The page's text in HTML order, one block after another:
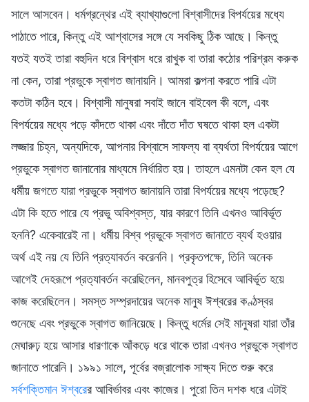
সালে আসবেন। ধর্মগ্রন্থের এই ব্যাখ্যাগুলো বিশ্বাসীদের বিপর্যয়ের মধ্যে
পাঠাতে পারে, কিন্তু এই আশ্বাসের সঙ্গে যে সবকিছু ঠিক আছে। কিন্তু
যতই যতই তারা বহুদিন ধরে বিশ্বাস ধরে রাখুক বা তারা কঠোর পরিশ্রম করুক
না কেন, তারা প্রভুকে স্বাগত জানায়নি। আমরা কল্পনা করতে পারি এটা
কতটা কঠিন হবে। বিশ্বাসী মানুষরা সবাই জানে বাইবেল কী বলে, এবং
বিপর্যয়ের মধ্যে পড়ে কাঁদতে থাকা এবং দাঁতে দাঁত ঘষতে থাকা হল একটা
লজ্জার চিহ্ন, অন্যদিকে, আপনার বিশ্বাসে সাফল্য বা ব্যর্থতা বিপর্যয়ের আগে
প্রভুকে স্বাগত জানানোর মাধ্যমে নির্ধারিত হয়। তাহলে এমনটা কেন হল যে
ধর্মীয় জগতে যারা প্রভুকে স্বাগত জানায়নি তারা বিপর্যয়ের মধ্যে পড়েছে?
এটা কি হতে পারে যে প্রভু অবিশ্বস্ত, যার কারণে তিনি এখনও আবির্ভূত
হননি? একেবারেই না। ধর্মীয় বিশ্ব প্রভুকে স্বাগত জানাতে ব্যর্থ হওয়ার
অর্থ এই নয় যে তিনি প্রত্যাবর্তন করেননি। প্রকৃতপক্ষে, তিনি অনেক
আগেই দেহরূপে প্রত্যাবর্তন করেছিলেন, মানবপুত্র হিসেবে আবির্ভূত হয়ে
কাজ করেছিলেন। সমস্ত সম্প্রদায়ের অনেক মানুষ ঈশ্বরের কণ্ঠস্বর
শুনেছে এবং প্রভুকে স্বাগত জানিয়েছে। কিন্তু ধর্মের সেই মানুষরা যারা তাঁর
মেঘারুঢ় হয়ে আসার ধারণাকে আঁকড়ে ধরে থাকে তারা এখনও প্রভুকে স্বাগত
জানাতে পারেনি। ১৯৯১ সালে, পূর্বের বজ্রালোক সাক্ষ্য দিতে শুরু করে
সর্বশক্তিমান ঈশ্বরের আবির্ভাবর এবং কাজের। পুরো তিন দশক ধরে এটাই